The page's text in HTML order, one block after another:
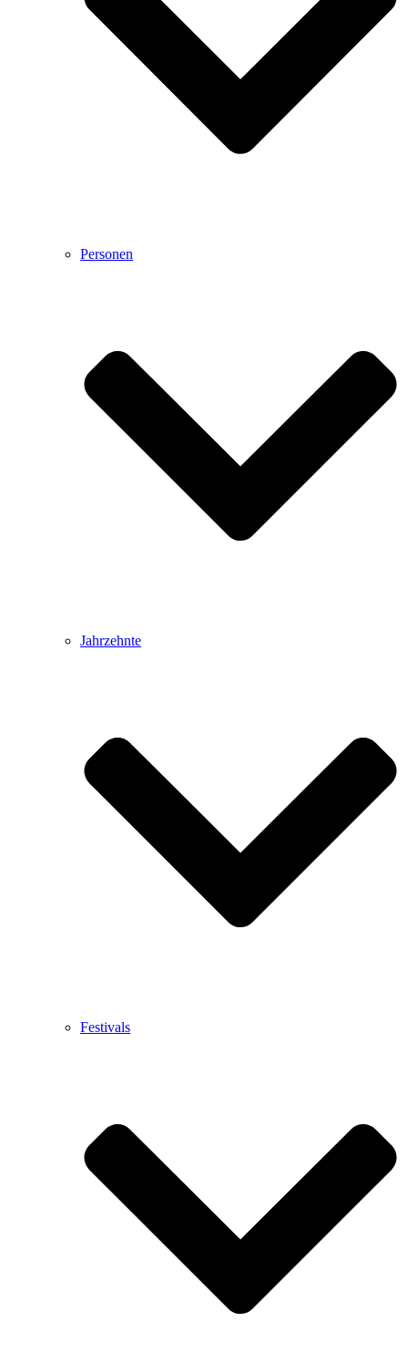
Personen
Jahrzehnte
Festivals